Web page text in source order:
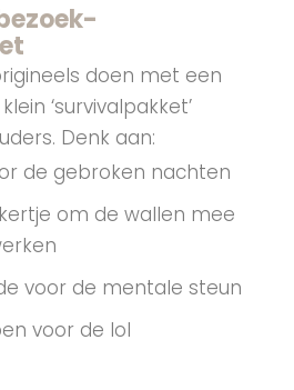
doen met een
‘survivalpakket’
Denk aan:
de gebroken nachten
om de wallen mee
voor de mentale steun
voor de lol